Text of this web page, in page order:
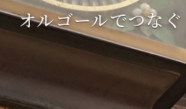
オルゴールでつなぐ